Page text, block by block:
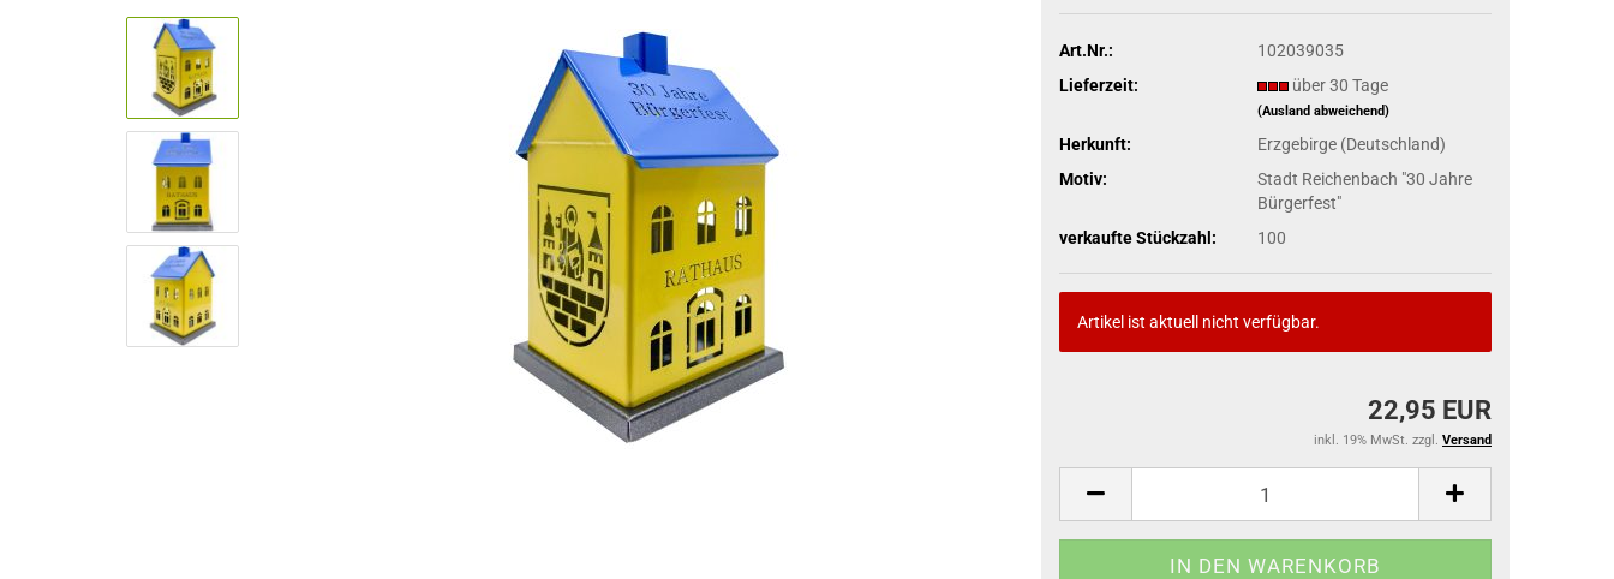
Art.Nr.:
102039035
Lieferzeit:
über 30 Tage
(Ausland abweichend)
Herkunft:
Erzgebirge (Deutschland)
Motiv:
Stadt Reichenbach "30 Jahre
Bürgerfest"
verkaufte Stückzahl:
100
Artikel ist aktuell nicht verfügbar.
22,95 EUR
inkl. 19% MwSt. zzgl. Versand